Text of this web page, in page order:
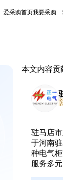
爱采购首页我要采购
本文内容贡
驻马店
于河南
种电气
服务多